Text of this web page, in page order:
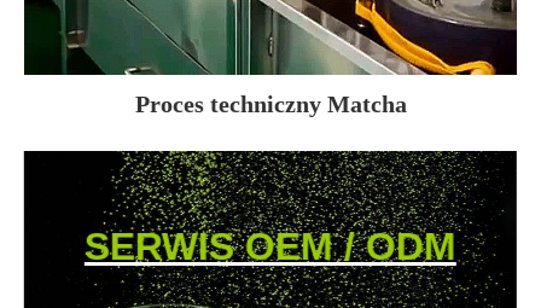
Proces techniczny Matcha
SERWIS OEM / ODM